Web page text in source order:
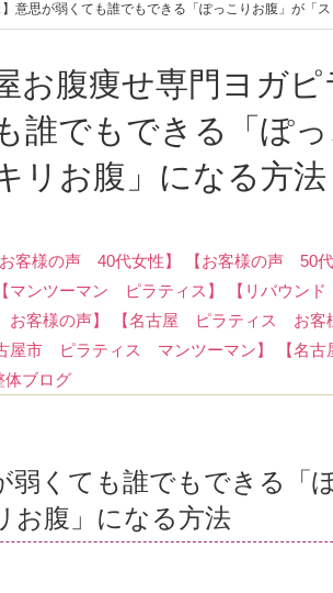
意思が弱くても誰でもできる「ぽっこりお腹」が「
お腹痩せ専門ヨガ
誰でもできる「ぽ
リお腹」になる方法
お客様の声 40代女性】
【お客様の声 50
【マンツーマン ピラティス】
【リバウン
お客様の声】
【名古屋 ピラティス お客
屋市 ピラティス マンツーマン】
【名
体ブログ
弱くても誰でもできる「
お腹」になる方法